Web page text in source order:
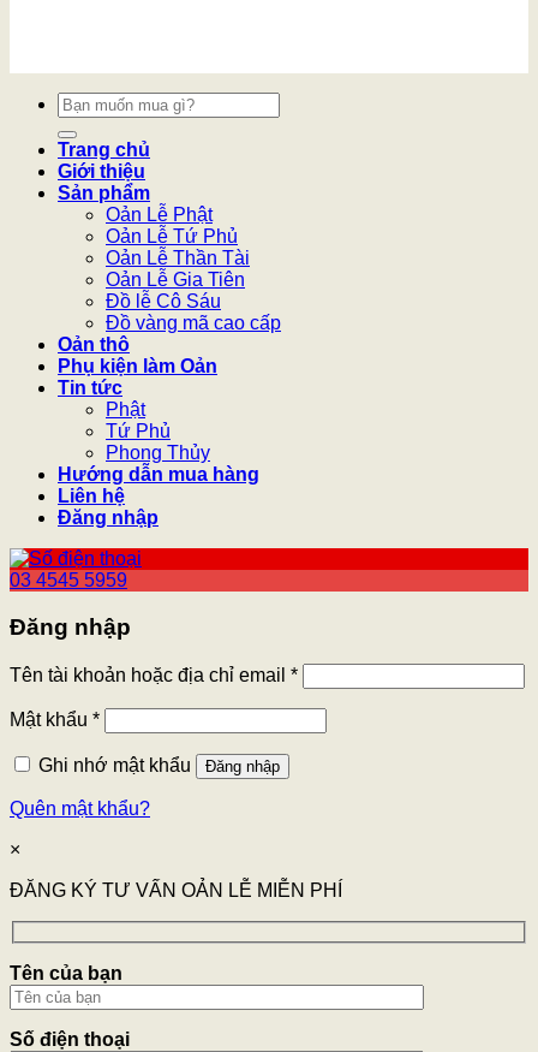
Tìm
kiếm:
Trang chủ
Giới thiệu
Sản phẩm
Oản Lễ Phật
Oản Lễ Tứ Phủ
Oản Lễ Thần Tài
Oản Lễ Gia Tiên
Đồ lễ Cô Sáu
Đồ vàng mã cao cấp
Oản thô
Phụ kiện làm Oản
Tin tức
Phật
Tứ Phủ
Phong Thủy
Hướng dẫn mua hàng
Liên hệ
Đăng nhập
03 4545 5959
Đăng nhập
Tên tài khoản hoặc địa chỉ email *
Mật khẩu *
Ghi nhớ mật khẩu Đăng nhập
Quên mật khẩu?
×
ĐĂNG KÝ TƯ VẤN OẢN LỄ MIỄN PHÍ
Tên của bạn
Số điện thoại